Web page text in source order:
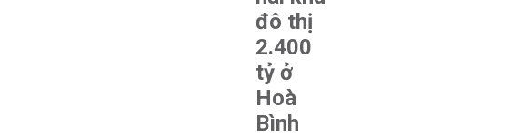
đô thị
2.400
tỷ ở
Hoà
Bình